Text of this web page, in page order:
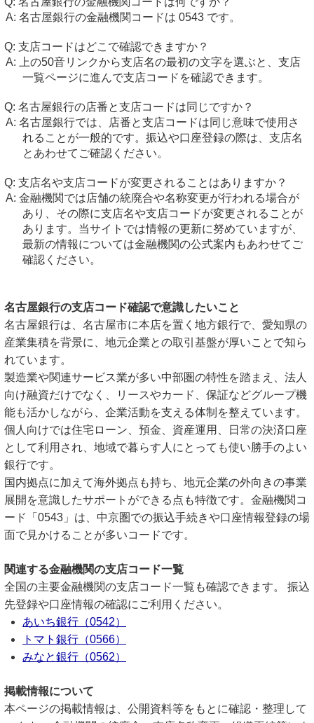
名古屋銀行の金融機関コードは 0543 です。
支店コードはどこで確認できますか？
上の50音リンクから支店名の最初の文字を選ぶと、支店
一覧ページに進んで支店コードを確認できます。
名古屋銀行の店番と支店コードは同じですか？
名古屋銀行では、店番と支店コードは同じ意味で使用さ
れることが一般的です。振込や口座登録の際は、支店名
とあわせてご確認ください。
支店名や支店コードが変更されることはありますか？
金融機関では店舗の統廃合や名称変更が行われる場合が
あり、その際に支店名や支店コードが変更されることが
あります。当サイトでは情報の更新に努めていますが、
最新の情報については金融機関の公式案内もあわせてご
確認ください。
名古屋銀行の支店コード確認で意識したいこと
名古屋銀行は、名古屋市に本店を置く地方銀行で、愛知県の
産業集積を背景に、地元企業との取引基盤が厚いことで知ら
れています。
製造業や関連サービス業が多い中部圏の特性を踏まえ、法人
向け融資だけでなく、リースやカード、保証などグループ機
能も活かしながら、企業活動を支える体制を整えています。
個人向けでは住宅ローン、預金、資産運用、日常の決済口座
として利用され、地域で暮らす人にとっても使い勝手のよい
銀行です。
国内拠点に加えて海外拠点も持ち、地元企業の外向きの事業
展開を意識したサポートができる点も特徴です。金融機関コ
ード「0543」は、中京圏での振込手続きや口座情報登録の場
面で見かけることが多いコードです。
関連する金融機関の支店コード一覧
全国の主要金融機関の支店コード一覧も確認できます。 振込
先登録や口座情報の確認にご利用ください。
あいち銀行（0542）
トマト銀行（0566）
みなと銀行（0562）
掲載情報について
本ページの掲載情報は、公開資料等をもとに確認・整理して